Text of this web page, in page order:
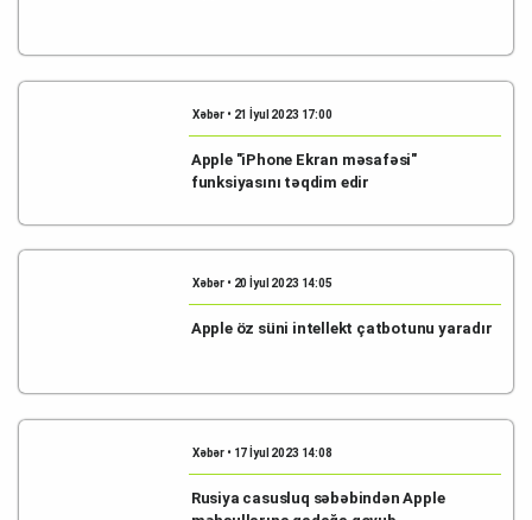
Xəbər • 21 İyul 2023 17:00
Apple "iPhone Ekran məsafəsi"
funksiyasını təqdim edir
Xəbər • 20 İyul 2023 14:05
Apple öz süni intellekt çatbotunu yaradır
Xəbər • 17 İyul 2023 14:08
Rusiya casusluq səbəbindən Apple